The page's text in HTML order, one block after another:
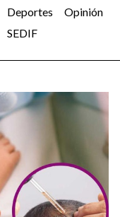
Deportes
Opinión
SEDIF